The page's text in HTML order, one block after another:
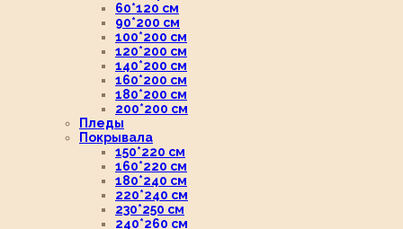
60*120 см
90*200 см
100*200 см
120*200 см
140*200 см
160*200 см
180*200 см
200*200 см
Пледы
Покрывала
150*220 см
160*220 см
180*240 см
220*240 см
230*250 см
240*260 см